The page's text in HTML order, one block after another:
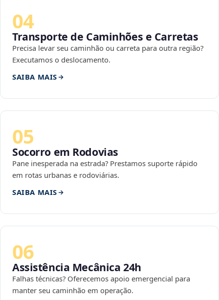
04
Transporte de Caminhões e Carretas
Precisa levar seu caminhão ou carreta para outra região?
Executamos o deslocamento.
SAIBA MAIS
05
Socorro em Rodovias
Pane inesperada na estrada? Prestamos suporte rápido
em rotas urbanas e rodoviárias.
SAIBA MAIS
06
Assistência Mecânica 24h
Falhas técnicas? Oferecemos apoio emergencial para
manter seu caminhão em operação.